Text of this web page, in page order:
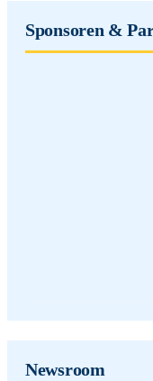
Sponsoren &
Newsroom